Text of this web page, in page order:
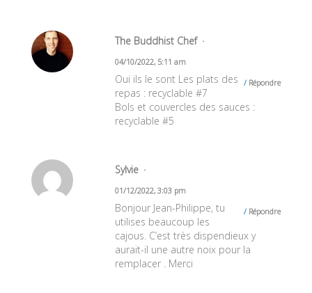
The Buddhist Chef
04/10/2022, 5:11 am
Répondre
Oui ils le sont Les plats des
repas : recyclable #7
Bols et couvercles des sauces :
recyclable #5
Sylvie
01/12/2022, 3:03 pm
Répondre
Bonjour Jean-Philippe, tu
utilises beaucoup les
cajous. C’est très dispendieux y
aurait-il une autre noix pour la
remplacer . Merci